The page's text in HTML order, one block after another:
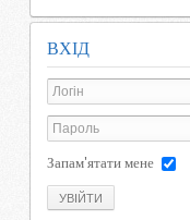
ВХІД
Запам'ятати мене
УВІЙТИ